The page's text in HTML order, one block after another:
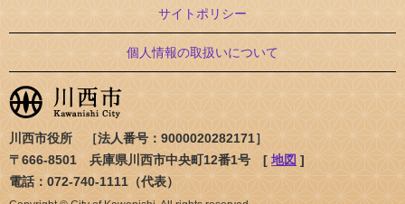
サイトポリシー
個人情報の取扱いについて
川西市役所 ［法人番号：9000020282171］
〒666-8501 兵庫県川西市中央町12番1号 [ 地図 ]
電話：072-740-1111（代表）